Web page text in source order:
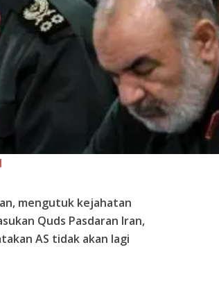
mengutuk kejahatan
Quds Pasdaran Iran,
AS tidak akan lagi